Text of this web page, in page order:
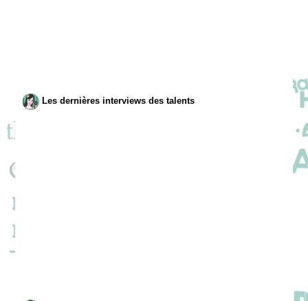
Les dernières interviews des talents